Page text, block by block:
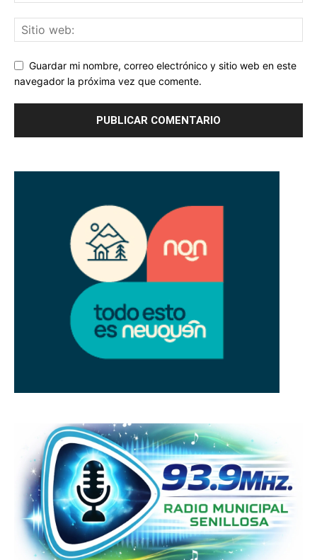
Guardar mi nombre, correo electrónico y sitio web en este
navegador la próxima vez que comente.